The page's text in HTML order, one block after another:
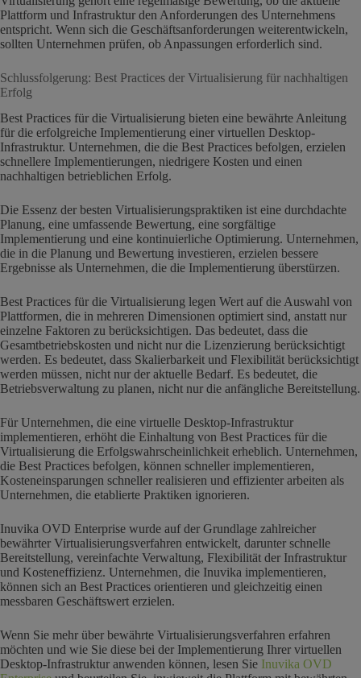
Plattform und Infrastruktur den Anforderungen des Unternehmens
entspricht. Wenn sich die Geschäftsanforderungen weiterentwickeln,
sollten Unternehmen prüfen, ob Anpassungen erforderlich sind.
Schlussfolgerung: Best Practices der Virtualisierung für nachhaltigen
Erfolg
Best Practices für die Virtualisierung bieten eine bewährte Anleitung
für die erfolgreiche Implementierung einer virtuellen Desktop-
Infrastruktur. Unternehmen, die die Best Practices befolgen, erzielen
schnellere Implementierungen, niedrigere Kosten und einen
nachhaltigen betrieblichen Erfolg.
Die Essenz der besten Virtualisierungspraktiken ist eine durchdachte
Planung, eine umfassende Bewertung, eine sorgfältige
Implementierung und eine kontinuierliche Optimierung. Unternehmen,
die in die Planung und Bewertung investieren, erzielen bessere
Ergebnisse als Unternehmen, die die Implementierung überstürzen.
Best Practices für die Virtualisierung legen Wert auf die Auswahl von
Plattformen, die in mehreren Dimensionen optimiert sind, anstatt nur
einzelne Faktoren zu berücksichtigen. Das bedeutet, dass die
Gesamtbetriebskosten und nicht nur die Lizenzierung berücksichtigt
werden. Es bedeutet, dass Skalierbarkeit und Flexibilität berücksichtigt
werden müssen, nicht nur der aktuelle Bedarf. Es bedeutet, die
Betriebsverwaltung zu planen, nicht nur die anfängliche Bereitstellung.
Für Unternehmen, die eine virtuelle Desktop-Infrastruktur
implementieren, erhöht die Einhaltung von Best Practices für die
Virtualisierung die Erfolgswahrscheinlichkeit erheblich. Unternehmen,
die Best Practices befolgen, können schneller implementieren,
Kosteneinsparungen schneller realisieren und effizienter arbeiten als
Unternehmen, die etablierte Praktiken ignorieren.
Inuvika OVD Enterprise wurde auf der Grundlage zahlreicher
bewährter Virtualisierungsverfahren entwickelt, darunter schnelle
Bereitstellung, vereinfachte Verwaltung, Flexibilität der Infrastruktur
und Kosteneffizienz. Unternehmen, die Inuvika implementieren,
können sich an Best Practices orientieren und gleichzeitig einen
messbaren Geschäftswert erzielen.
Wenn Sie mehr über bewährte Virtualisierungsverfahren erfahren
möchten und wie Sie diese bei der Implementierung Ihrer virtuellen
Desktop-Infrastruktur anwenden können, lesen Sie Inuvika OVD